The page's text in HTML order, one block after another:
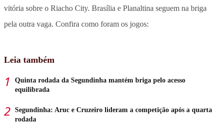
vitória sobre o Riacho City. Brasília e Planaltina seguem na briga
pela outra vaga. Confira como foram os jogos:
Leia também
Quinta rodada da Segundinha mantém briga pelo acesso
equilibrada
Segundinha: Aruc e Cruzeiro lideram a competição após a quarta
rodada